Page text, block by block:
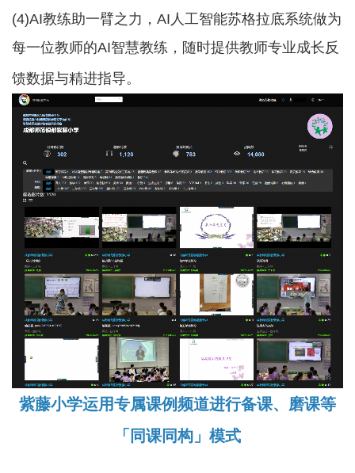
(4)AI教练助一臂之力，AI人工智能苏格拉底系统做为
每一位教师的AI智慧教练，随时提供教师专业成长反
馈数据与精进指导。
紫藤小学运用专属课例频道进行备课、磨课等
「同课同构」模式